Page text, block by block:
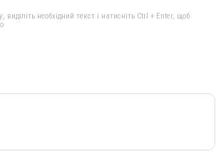
необхідний текст і натисніть Ctrl + Enter, щоб